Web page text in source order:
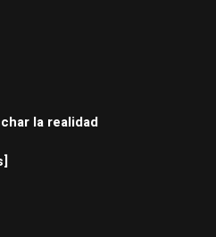
la realidad